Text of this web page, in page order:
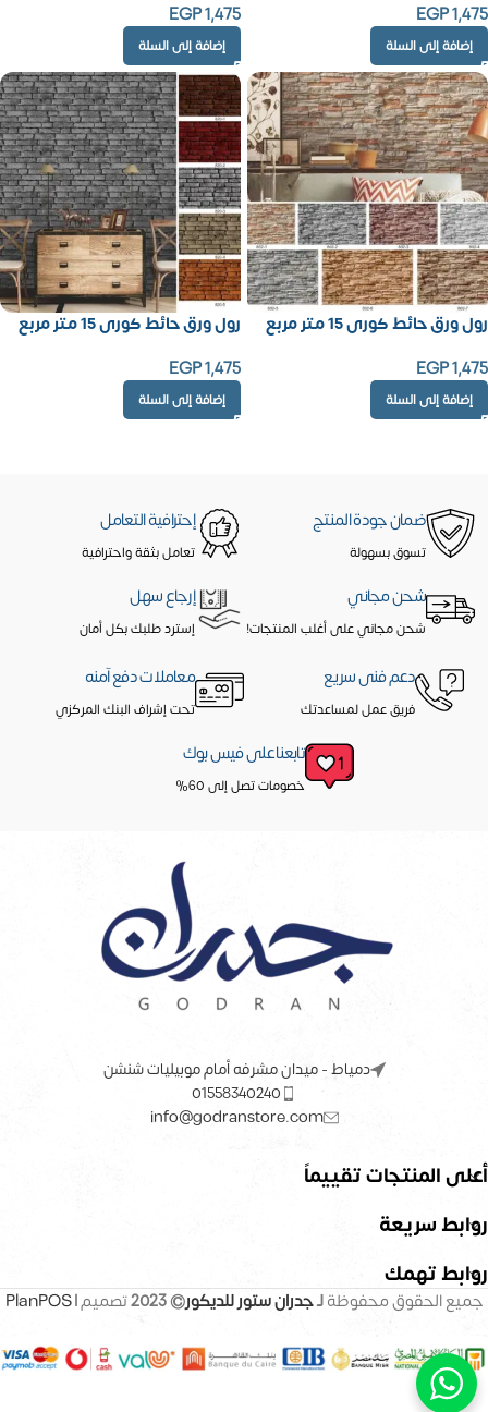
EGP1,475
إضافة إلى السلة
EGP1,475
إضافة إلى السلة
رول ورق حائط كورى 15 متر مربع
EGP1,475
إضافة إلى السلة
رول ورق حائط كورى 15 متر مربع
EGP1,475
إضافة إلى السلة
ضمان جودة المنتج
تسوق بسهولة
إحترافية التعامل
تعامل بثقة واحترافية
شحن مجاني
شحن مجاني على أغلب المنتجات!
إرجاع سهل
إسترد طلبك بكل أمان
دعم فنى سريع
فريق عمل لمساعدتك
معاملات دفع آمنه
تحت إشراف البنك المركزي
تابعنا على فيس بوك
خصومات تصل إلى 60%
دمياط - ميدان مشرفه أمام موبيليات شنشن
01558340240
info@godranstore.com
أعلى المنتجات تقييماً
روابط سريعة
روابط تهمك
جميع الحقوق محفوظةلـجدران ستور للديكور© 2023 تصميم |PlanPOS